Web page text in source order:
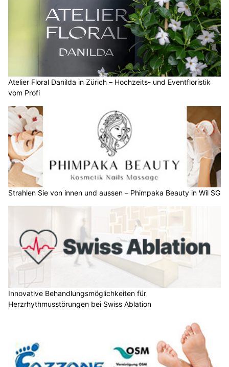
Atelier Floral Danilda in Zürich – Hochzeits- und Eventfloristik
vom Profi
Strahlen Sie von innen und aussen – Phimpaka Beauty in Wil SG
Innovative Behandlungsmöglichkeiten für
Herzrhythmusstörungen bei Swiss Ablation